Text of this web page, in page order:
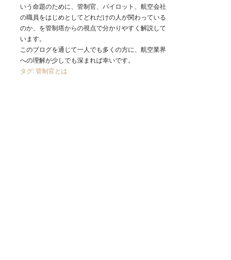
いう命題のために、管制官、パイロット、航空会社
の職員をはじめとしてどれだけの人が関わっている
のか、を管制塔からの視点で分かりやすく解説して
います。
このブログを通じて一人でも多くの方に、航空業界
への理解が少しでも深まれば幸いです。
タグ: 管制官とは